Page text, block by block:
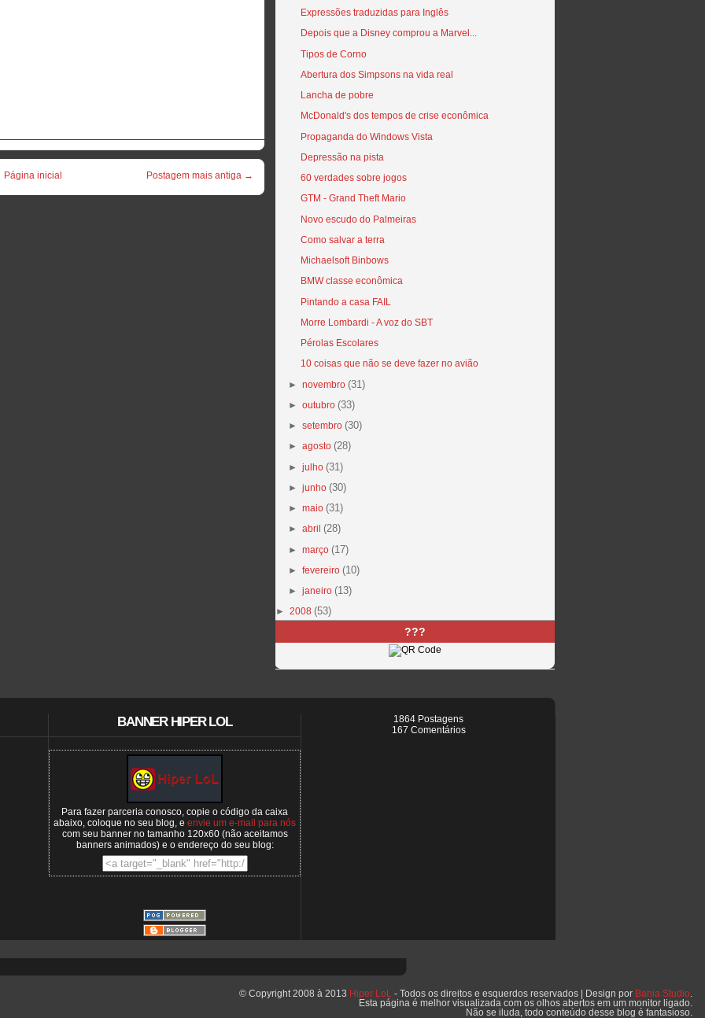
Postagem mais antiga →
Página inicial
Expressões traduzidas para Inglês
Depois que a Disney comprou a Marvel...
Tipos de Corno
Abertura dos Simpsons na vida real
Lancha de pobre
McDonald's dos tempos de crise econômica
Propaganda do Windows Vista
Depressão na pista
60 verdades sobre jogos
GTM - Grand Theft Mario
Novo escudo do Palmeiras
Como salvar a terra
Michaelsoft Binbows
BMW classe econômica
Pintando a casa FAIL
Morre Lombardi - A voz do SBT
Pérolas Escolares
10 coisas que não se deve fazer no avião
► novembro (31)
► outubro (33)
► setembro (30)
► agosto (28)
► julho (31)
► junho (30)
► maio (31)
► abril (28)
► março (17)
► fevereiro (10)
► janeiro (13)
► 2008 (53)
???
BANNER HIPER LOL
Para fazer parceria conosco, copie o código da caixa
abaixo, coloque no seu blog, e envie um e-mail para nós
com seu banner no tamanho 120x60 (não aceitamos
banners animados) e o endereço do seu blog:
1864 Postagens
167 Comentários
© Copyright 2008 à 2013 Hiper LoL - Todos os direitos e esquerdos reservados | Design por Bahia Studio.
Esta página é melhor visualizada com os olhos abertos em um monitor ligado.
Não se iluda, todo conteúdo desse blog é fantasioso.